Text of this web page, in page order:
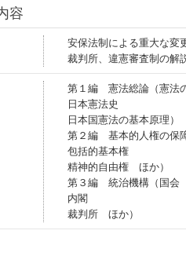
容
安保法制による重大な変
裁判所、違憲審査制の解
第１編 憲法総論（憲法
日本憲法史
日本国憲法の基本原理）
第２編 基本的人権の保
包括的基本権
精神的自由権 ほか）
第３編 統治機構（国会
内閣
裁判所 ほか）